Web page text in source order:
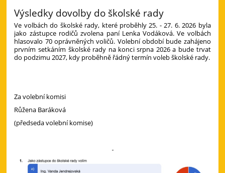
Výsledky dovolby do školské rady
Ve volbách do školské rady, které proběhly 25. - 27. 6. 2026 byla
jako zástupce rodičů zvolena paní Lenka Vodáková. Ve volbách
hlasovalo 70 oprávněných voličů. Volební období bude zahájeno
prvním setkáním školské rady na konci srpna 2026 a bude trvat
do podzimu 2027, kdy proběhně řádný termín voleb školské rady.
Za volební komisi
Růžena Baráková
(předseda volební komise)